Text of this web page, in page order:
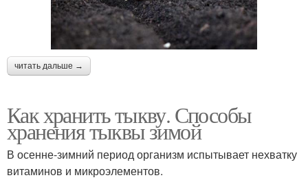
читать дальше →
Как хранить тыкву. Способы
хранения тыквы зимой
В осенне-зимний период организм испытывает нехватку
витаминов и микроэлементов.